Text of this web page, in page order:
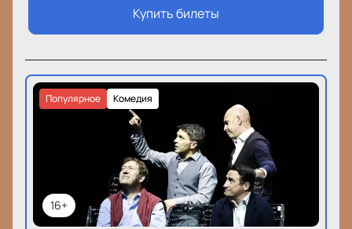
Купить билеты
16+
Комедия
Популярное